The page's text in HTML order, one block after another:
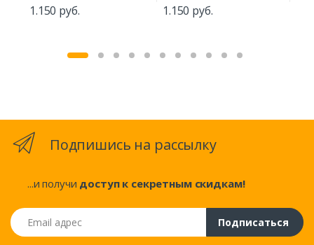
1.150 руб. 1.150 руб.
Подпишись на рассылку
...и получи доступ к секретным скидкам!
Email адрес
Подписаться